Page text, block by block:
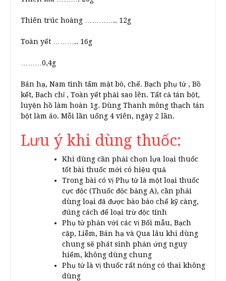
Thiên trúc hoàng ………….. 12g
Toàn yết ……….. 16g
………0,4g
Bán hạ, Nam tinh tẩm mật bò, chế. Bạch phụ tử , Bồ
kết, Bạch chỉ , Toàn yết phải sao lên. Tất cả tán bột,
luyện hồ làm hoàn 1g. Dùng Thanh mông thạch tán
bột làm áo. Mỗi lần uống 4 viên, ngày 2 lần.
Lưu ý khi dùng thuốc:
Khi dùng cần phải chọn lựa loại thuốc
tốt bài thuốc mới có hiệu quả
Trong bài có vị Phụ tử là một loại thuốc
cực độc (Thuốc độc bảng A), cần phải
dùng loại đã được bào bào chế kỹ càng,
đúng cách để loại trừ độc tính
Phụ tử phản với các vị Bối mẫu, Bạch
cập, Liễm, Bán hạ và Qua lâu khi dùng
chung sẽ phát sinh phản ứng nguy
hiểm, không dùng chung
Phụ tử là vị thuốc rất nóng có thai không
dùng